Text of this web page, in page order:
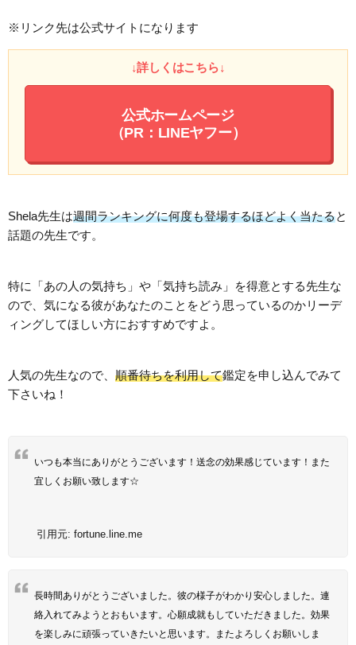
※リンク先は公式サイトになります
↓詳しくはこちら↓
公式ホームページ
（PR：LINEヤフー）
Shela先生は週間ランキングに何度も登場するほどよく当たると
話題の先生です。
特に「あの人の気持ち」や「気持ち読み」を得意とする先生な
ので、気になる彼があなたのことをどう思っているのかリーデ
ィングしてほしい方におすすめですよ。
人気の先生なので、 順番待ちを利用して鑑定を申し込んでみて
下さいね！
いつも本当にありがとうございます！送念の効果感じています！また
宜しくお願い致します☆
引用元: fortune.line.me
長時間ありがとうございました。彼の様子がわかり安心しました。連
絡入れてみようとおもいます。心願成就もしていただきました。効果
を楽しみに頑張っていきたいと思います。またよろしくお願いしま